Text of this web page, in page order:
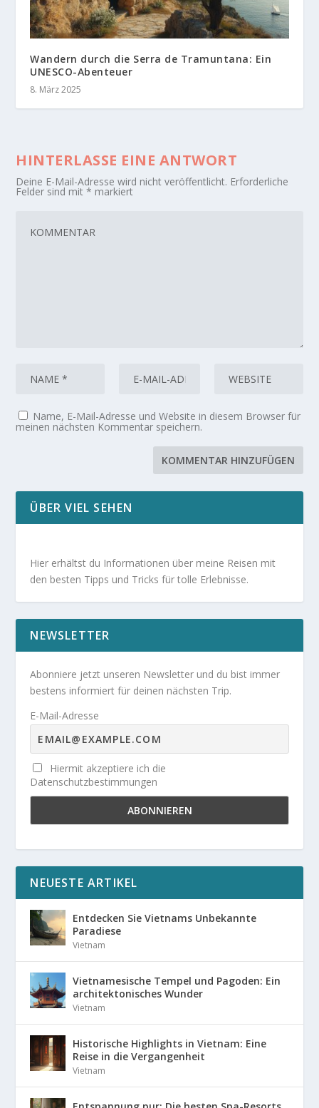
Wandern durch die Serra de Tramuntana: Ein
UNESCO-Abenteuer
8. März 2025
HINTERLASSE EINE ANTWORT
Deine E-Mail-Adresse wird nicht veröffentlicht. Erforderliche
Felder sind mit* markiert
Name, E-Mail-Adresse und Website in diesem Browser für
meinen nächsten Kommentar speichern.
ÜBER VIEL SEHEN
Hier erhältst du Informationen über meine Reisen mit
den besten Tipps und Tricks für tolle Erlebnisse.
NEWSLETTER
Abonniere jetzt unseren Newsletter und du bist immer
bestens informiert für deinen nächsten Trip.
E-Mail-Adresse
Hiermit akzeptiere ich die
Datenschutzbestimmungen
NEUESTE ARTIKEL
Entdecken Sie Vietnams Unbekannte
Paradiese
Vietnam
Vietnamesische Tempel und Pagoden: Ein
architektonisches Wunder
Vietnam
Historische Highlights in Vietnam: Eine
Reise in die Vergangenheit
Vietnam